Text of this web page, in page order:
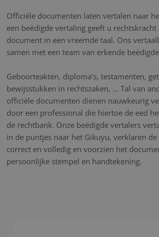
Officiële documenten laten vertalen naar
een beëdigde vertaling geeft u rechtskracht
document in een vreemde taal. Ons
samen met een team van erkende
Geboorteakten, diploma’s, testamenten,
bewijsstukken in rechtszaken, … Tal van
officiële documenten dienen nauwkeurig
door een professional die hiertoe de eed
de rechtbank. Onze beëdigde vertalers
in de puntjes naar het Gikuyu, verklaren
correct en volledig en voorzien het
persoonlijke stempel en handtekening.